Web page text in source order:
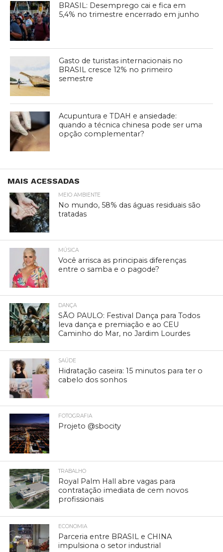
BRASIL: Desemprego cai e fica em
5,4% no trimestre encerrado em junho
Gasto de turistas internacionais no
BRASIL cresce 12% no primeiro
semestre
Acupuntura e TDAH e ansiedade:
quando a técnica chinesa pode ser uma
opção complementar?
MAIS ACESSADAS
MEIO AMBIENTE
No mundo, 58% das águas residuais são
tratadas
MÚSICA
Você arrisca as principais diferenças
entre o samba e o pagode?
DANÇA
SÃO PAULO: Festival Dança para Todos
leva dança e premiação e ao CEU
Caminho do Mar, no Jardim Lourdes
SAÚDE
Hidratação caseira: 15 minutos para ter o
cabelo dos sonhos
FOTOGRAFIA
Projeto @sbocity
TRABALHO
Royal Palm Hall abre vagas para
contratação imediata de cem novos
profissionais
ECONOMIA
Parceria entre BRASIL e CHINA
impulsiona o setor industrial